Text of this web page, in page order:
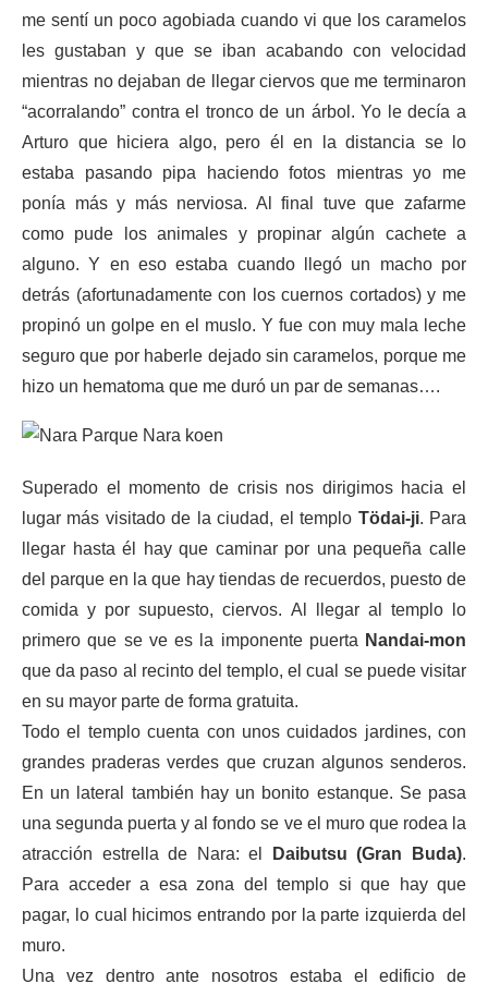
me sentí un poco agobiada cuando vi que los caramelos
les gustaban y que se iban acabando con velocidad
mientras no dejaban de llegar ciervos que me terminaron
“acorralando” contra el tronco de un árbol. Yo le decía a
Arturo que hiciera algo, pero él en la distancia se lo
estaba pasando pipa haciendo fotos mientras yo me
ponía más y más nerviosa. Al final tuve que zafarme
como pude los animales y propinar algún cachete a
alguno. Y en eso estaba cuando llegó un macho por
detrás (afortunadamente con los cuernos cortados) y me
propinó un golpe en el muslo. Y fue con muy mala leche
seguro que por haberle dejado sin caramelos, porque me
hizo un hematoma que me duró un par de semanas….
Superado el momento de crisis nos dirigimos hacia el
lugar más visitado de la ciudad, el templo Tödai-ji. Para
llegar hasta él hay que caminar por una pequeña calle
del parque en la que hay tiendas de recuerdos, puesto de
comida y por supuesto, ciervos. Al llegar al templo lo
primero que se ve es la imponente puerta Nandai-mon
que da paso al recinto del templo, el cual se puede visitar
en su mayor parte de forma gratuita.
Todo el templo cuenta con unos cuidados jardines, con
grandes praderas verdes que cruzan algunos senderos.
En un lateral también hay un bonito estanque. Se pasa
una segunda puerta y al fondo se ve el muro que rodea la
atracción estrella de Nara: el
Daibutsu (Gran Buda).
Para acceder a esa zona del templo si que hay que
pagar, lo cual hicimos entrando por la parte izquierda del
muro.
Una vez dentro ante nosotros estaba el edificio de